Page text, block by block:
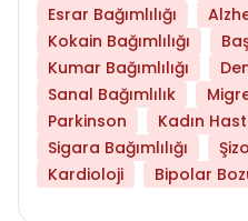
Esrar Bağımlılığı
Kokain Bağımlılığı
Kumar Bağımlılığı
Sanal Bağımlılık
Parkinson
Kadın
Sigara Bağımlılığı
Kardioloji
Bipolar